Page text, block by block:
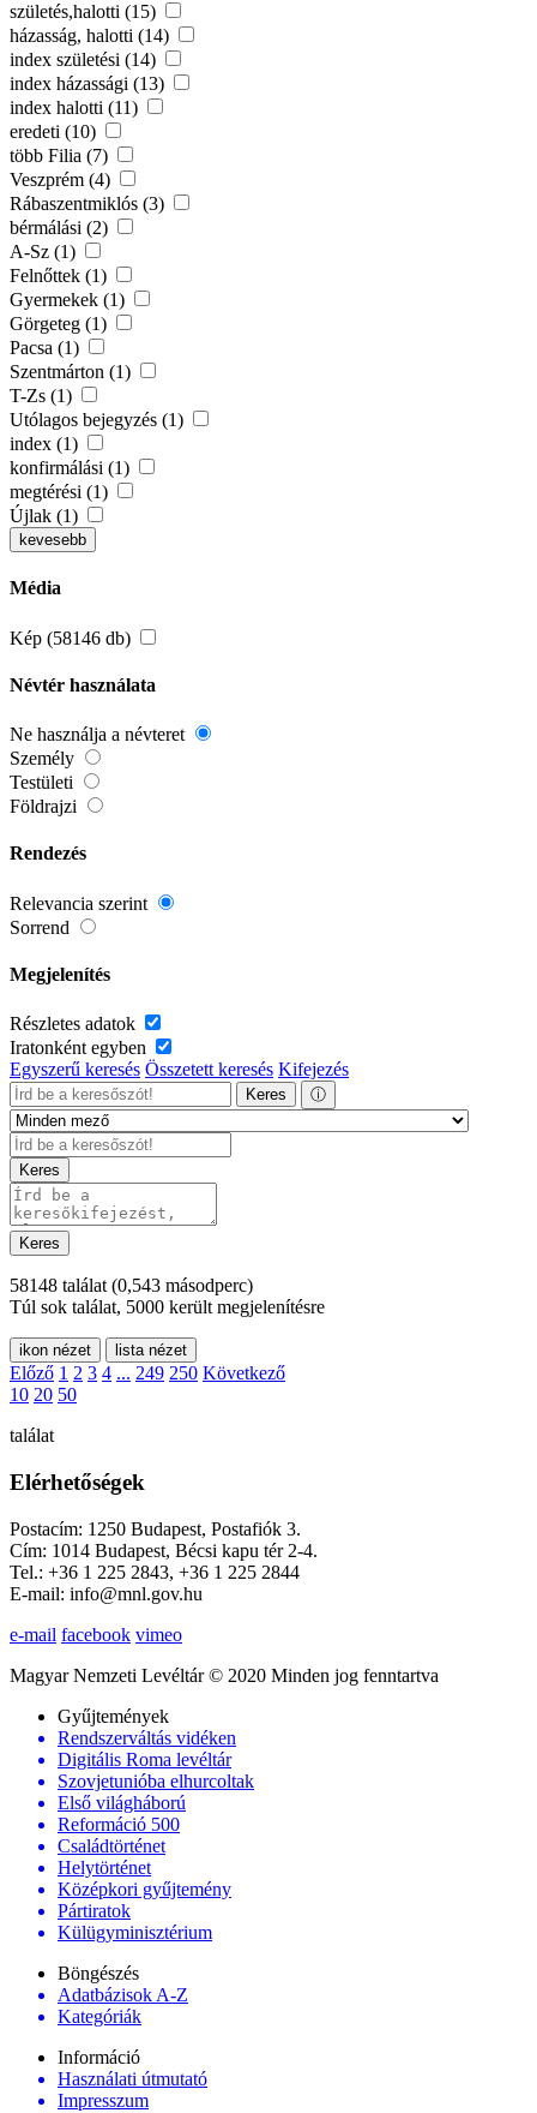
születés,halotti (15)
házasság, halotti (14)
index születési (14)
index házassági (13)
index halotti (11)
eredeti (10)
több Filia (7)
Veszprém (4)
Rábaszentmiklós (3)
bérmálási (2)
A-Sz (1)
Felnőttek (1)
Gyermekek (1)
Görgeteg (1)
Pacsa (1)
Szentmárton (1)
T-Zs (1)
Utólagos bejegyzés (1)
index (1)
konfirmálási (1)
megtérési (1)
Újlak (1)
kevesebb
Média
Kép (58146 db)
Névtér használata
Ne használja a névteret
Személy
Testületi
Földrajzi
Rendezés
Relevancia szerint
Sorrend
Megjelenítés
Részletes adatok
Iratonként egyben
Egyszerű keresés Összetett keresés Kifejezés
Keres ⓘ
Keres
Keres
58148 találat (0,543 másodperc)
Túl sok találat, 5000 került megjelenítésre
ikon nézet lista nézet
Előző 1 2 3 4 ... 249 250 Következő
10 20 50
találat
Elérhetőségek
Postacím: 1250 Budapest, Postafiók 3.
Cím: 1014 Budapest, Bécsi kapu tér 2-4.
Tel.: +36 1 225 2843, +36 1 225 2844
E-mail: info@mnl.gov.hu
e-mail facebook vimeo
Magyar Nemzeti Levéltár © 2020 Minden jog fenntartva
Gyűjtemények
Rendszerváltás vidéken
Digitális Roma levéltár
Szovjetunióba elhurcoltak
Első világháború
Reformáció 500
Családtörténet
Helytörténet
Középkori gyűjtemény
Pártiratok
Külügyminisztérium
Böngészés
Adatbázisok A-Z
Kategóriák
Információ
Használati útmutató
Impresszum